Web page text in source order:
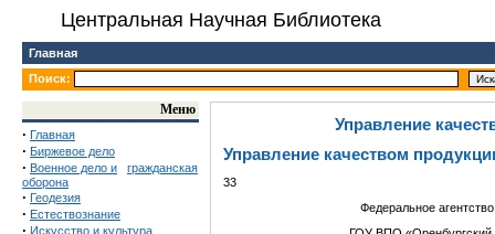
Центральная Научная Библиотека
Главная
Поиск:
Меню
· Главная
· Биржевое дело
· Военное дело и
гражданская
оборона
· Геодезия
· Естествознание
· Искусство и культура
Управление
Управление качеством
33
Федеральное